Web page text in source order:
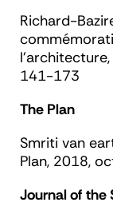
Richard-
l'architecture
141-173
The Plan
Smriti van
Plan, 2018,
Journal of the